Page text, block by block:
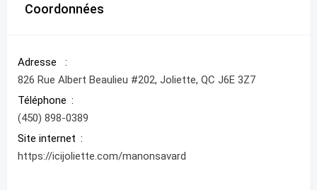
Coordonnées
Adresse
826 Rue Albert Beaulieu #202, Joliette, QC J6E 3Z7
Téléphone
(450) 898-0389
Site internet
https://icijoliette.com/manonsavard